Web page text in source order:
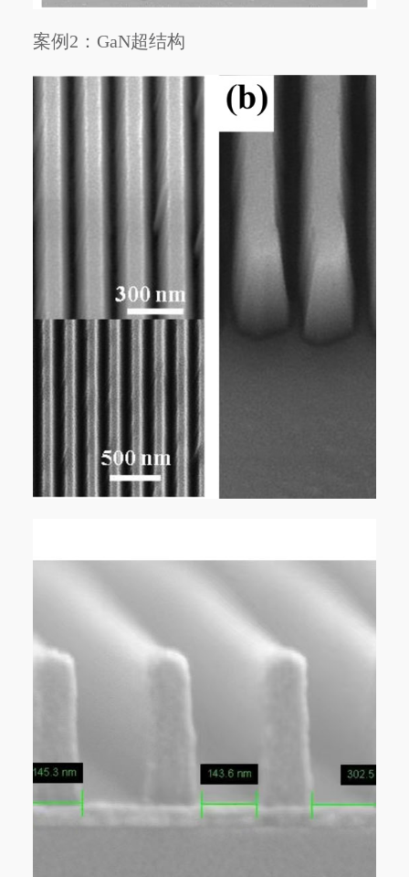
案例2：GaN超结构